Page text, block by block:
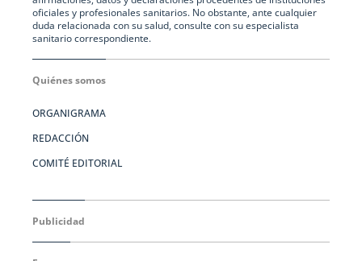
oficiales y profesionales sanitarios. No obstante, ante cualquier
duda relacionada con su salud, consulte con su especialista
sanitario correspondiente.
Quiénes somos
ORGANIGRAMA
REDACCIÓN
COMITÉ EDITORIAL
Publicidad